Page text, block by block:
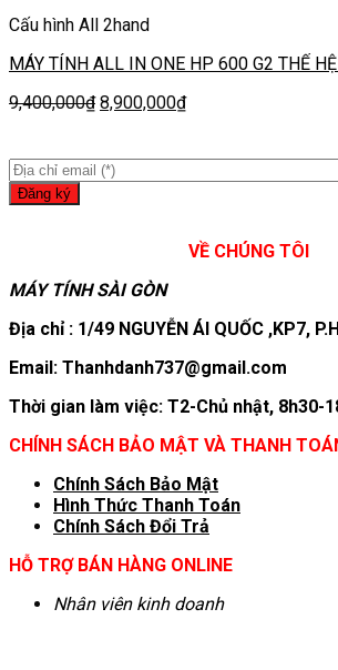
Cấu hình All 2hand
MÁY TÍNH ALL IN ONE HP 600 G2 THẾ
9,400,000₫ 8,900,000₫
VỀ CHÚNG TÔI
MÁY TÍNH SÀI GÒN
Địa chỉ : 1/49 NGUYỄN ÁI QUỐC ,KP7,
Email: Thanhdanh737@gmail.com
Thời gian làm việc: T2-Chủ nhật, 8h30-
CHÍNH SÁCH BẢO MẬT VÀ THANH
Chính Sách Bảo Mật
Hình Thức Thanh Toán
Chính Sách Đổi Trả
HỖ TRỢ BÁN HÀNG ONLINE
Nhân viên kinh doanh